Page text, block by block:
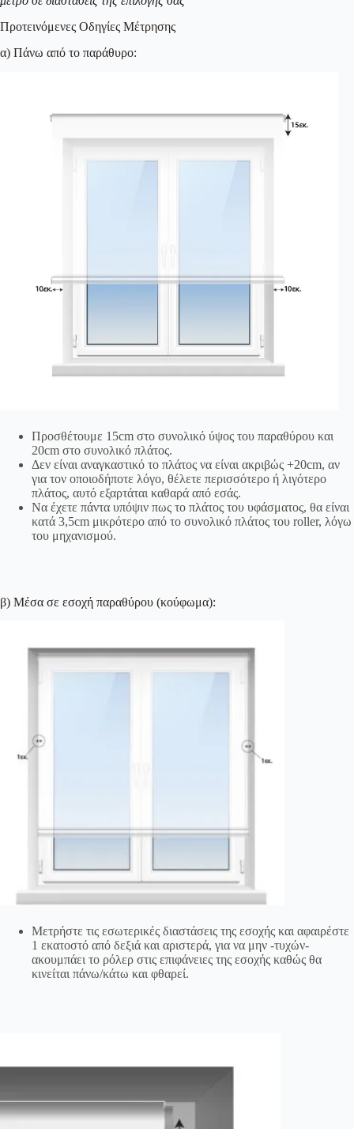
Προτεινόμενες Οδηγίες Μέτρησης
α) Πάνω από το παράθυρο:
Προσθέτουμε 15cm στο συνολικό ύψος του παραθύρου και
20cm στο συνολικό πλάτος.
Δεν είναι αναγκαστικό το πλάτος να είναι ακριβώς +20cm, αν
για τον οποιοδήποτε λόγο, θέλετε περισσότερο ή λιγότερο
πλάτος, αυτό εξαρτάται καθαρά από εσάς.
Να έχετε πάντα υπόψιν πως το πλάτος του υφάσματος, θα είναι
κατά 3,5cm μικρότερο από το συνολικό πλάτος του roller, λόγω
του μηχανισμού.
β) Μέσα σε εσοχή παραθύρου (κούφωμα):
Μετρήστε τις εσωτερικές διαστάσεις της εσοχής και αφαιρέστε
1 εκατοστό από δεξιά και αριστερά, για να μην -τυχών-
ακουμπάει το ρόλερ στις επιφάνειες της εσοχής καθώς θα
κινείται πάνω/κάτω και φθαρεί.